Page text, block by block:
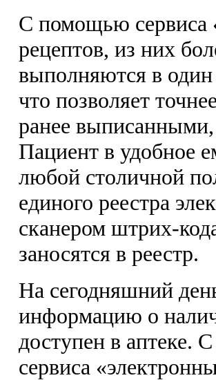
С помощью сервиса
рецептов, из них
выполняются в
что позволяет
ранее выписанными,
Пациент в удобное
любой столичной
единого реестра
сканером штрих-
заносятся в реестр.
На сегодняшний
информацию о
доступен в аптеке.
сервиса